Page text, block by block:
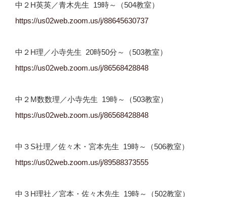
中２H英英／青木先生 19時～（504教室）
https://us02web.zoom.us/j/88645630737
中２H理／小寺先生 20時50分～（503教室）
https://us02web.zoom.us/j/86568428848
中２M数数理／小寺先生 19時～（503教室）
https://us02web.zoom.us/j/86568428848
中３S社理／佐々木・宮本先生 19時～（506教室）
https://us02web.zoom.us/j/89588373555
中３H理社／宮本・佐々木先生 19時～（502教室）